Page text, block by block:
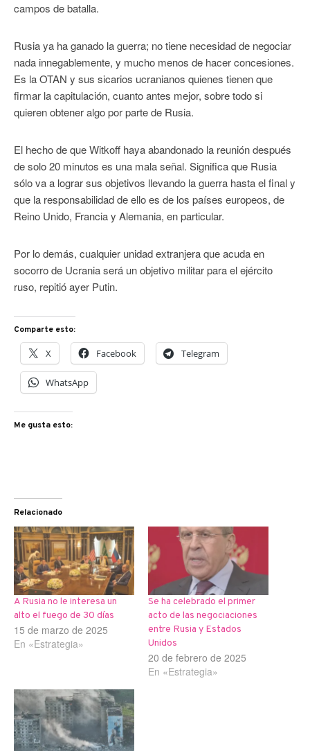
campos de batalla.
Rusia ya ha ganado la guerra; no tiene necesidad de negociar
nada innegablemente, y mucho menos de hacer concesiones.
Es la OTAN y sus sicarios ucranianos quienes tienen que
firmar la capitulación, cuanto antes mejor, sobre todo si
quieren obtener algo por parte de Rusia.
El hecho de que Witkoff haya abandonado la reunión después
de solo 20 minutos es una mala señal. Significa que Rusia
sólo va a lograr sus objetivos llevando la guerra hasta el final y
que la responsabilidad de ello es de los países europeos, de
Reino Unido, Francia y Alemania, en particular.
Por lo demás, cualquier unidad extranjera que acuda en
socorro de Ucrania será un objetivo militar para el ejército
ruso, repitió ayer Putin.
Comparte esto:
X Facebook Telegram
WhatsApp
Me gusta esto:
Relacionado
A Rusia no le interesa un
alto el fuego de 30 días
15 de marzo de 2025
En «Estrategia»
Se ha celebrado el primer
acto de las negociaciones
entre Rusia y Estados
Unidos
20 de febrero de 2025
En «Estrategia»